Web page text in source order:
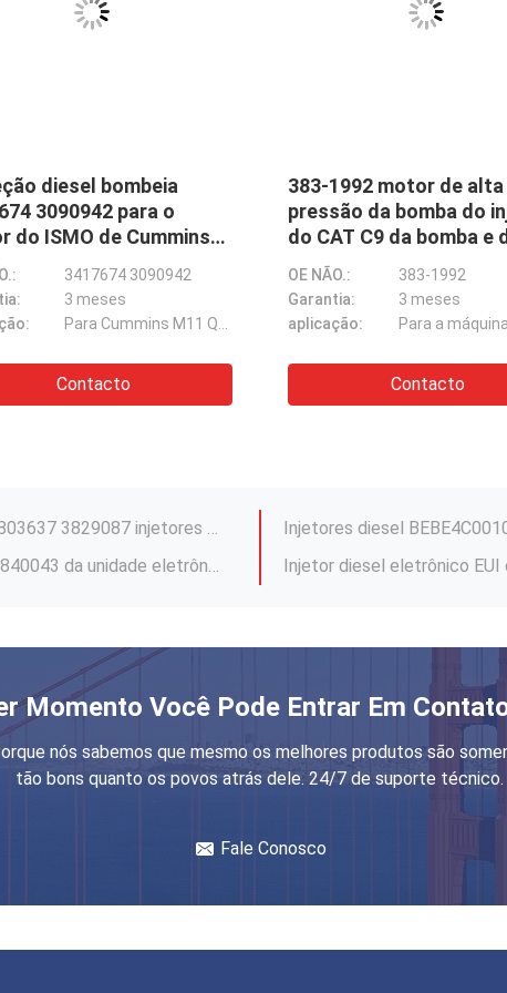
diesel bombeia
3090942 para o
do ISMO de Cummins
3417674 3090942
3 meses
Contacto
383-1992 motor de alta
pressão da bomba do
do CAT C9 da bomba e
injetor de combustível
3831992
OE NÃO.:
383-1992
Garantia:
3 meses
aplicação:
Contacto
Injetores diesel
85000190 2 pinos EUI
pinos EUI para 3586247
Pinos eletrônicos mecânicos EUI do injetor de combustível 2 do injetor SE501959 BEBE4C12101 RE533501 da unidade
Injetores diesel novos Re533608 Bebe4c12101 Re533501 de EUI para JOHN DEERE
Momento Você Pode Entrar Em
nós sabemos que mesmo os melhores produtos são
tão bons quanto os povos atrás dele. 24/7 de suporte técnico.
Fale Conosco